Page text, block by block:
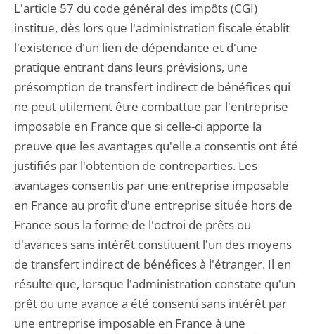
L'article 57 du code général des impôts (CGI)
institue, dès lors que l'administration fiscale établit
l'existence d'un lien de dépendance et d'une
pratique entrant dans leurs prévisions, une
présomption de transfert indirect de bénéfices qui
ne peut utilement être combattue par l'entreprise
imposable en France que si celle-ci apporte la
preuve que les avantages qu'elle a consentis ont été
justifiés par l'obtention de contreparties. Les
avantages consentis par une entreprise imposable
en France au profit d'une entreprise située hors de
France sous la forme de l'octroi de prêts ou
d'avances sans intérêt constituent l'un des moyens
de transfert indirect de bénéfices à l'étranger. Il en
résulte que, lorsque l'administration constate qu'un
prêt ou une avance a été consenti sans intérêt par
une entreprise imposable en France à une